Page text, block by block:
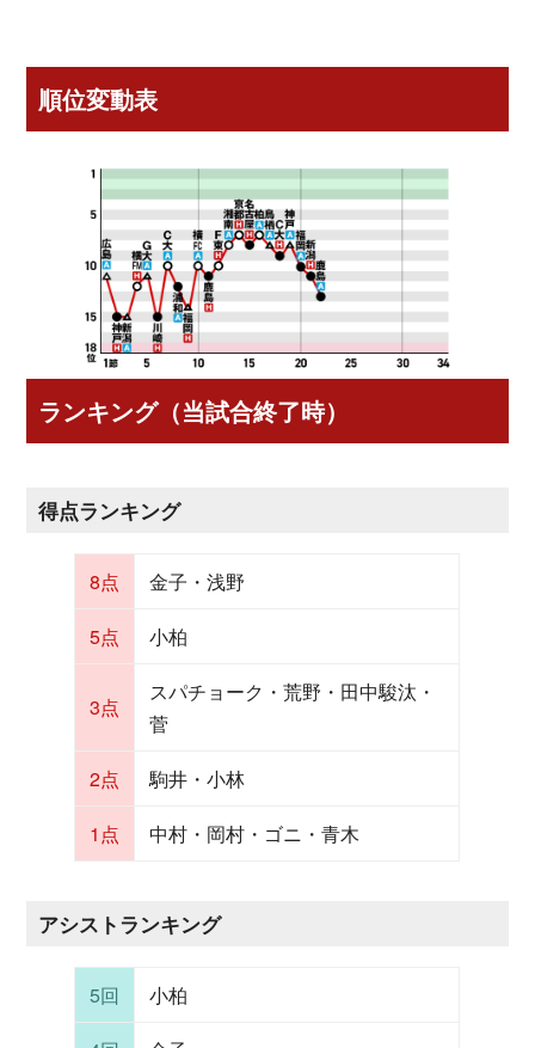
順位変動表
ランキング（当試合終了時）
得点ランキング
8点
金子・浅野
5点
小柏
3点
スパチョーク・荒野・田中駿汰・
菅
2点
駒井・小林
1点
中村・岡村・ゴニ・青木
アシストランキング
5回
小柏